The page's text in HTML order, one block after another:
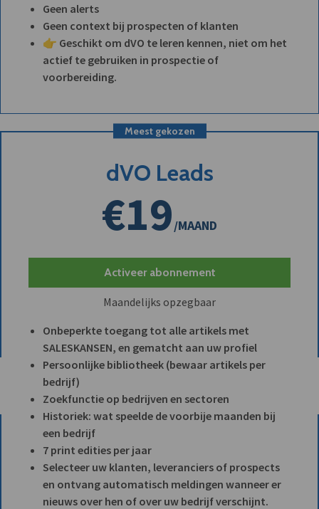
Geen alerts
Geen context bij prospecten of klanten
👉 Geschikt om dVO te leren kennen, niet om het
actief te gebruiken in prospectie of
voorbereiding.
Meest gekozen
dVO Leads
€19/MAAND
Activeer abonnement
Maandelijks opzegbaar
Onbeperkte toegang tot alle artikels met
SALESKANSEN, en gematcht aan uw profiel
Persoonlijke bibliotheek (bewaar artikels per
bedrijf)
Zoekfunctie op bedrijven en sectoren
Historiek: wat speelde de voorbije maanden bij
een bedrijf
7 print edities per jaar
Selecteer uw klanten, leveranciers of prospects
en ontvang automatisch meldingen wanneer er
nieuws over hen of over uw bedrijf verschijnt.